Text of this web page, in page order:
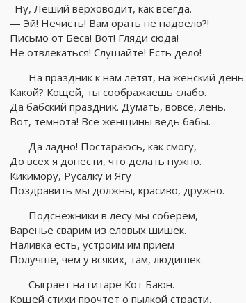
Ну, Леший верховодит, как всегда.
— Эй! Нечисть! Вам орать не надоело?!
Письмо от Беса! Вот! Гляди сюда!
Не отвлекаться! Слушайте! Есть дело!
— На праздник к нам летят, на женский день.
Какой? Кощей, ты соображаешь слабо.
Да бабский праздник. Думать, вовсе, лень.
Вот, темнота! Все женщины ведь бабы.
— Да ладно! Постараюсь, как смогу,
До всех я донести, что делать нужно.
Кикимору, Русалку и Ягу
Поздравить мы должны, красиво, дружно.
— Подснежники в лесу мы соберем,
Варенье сварим из еловых шишек.
Наливка есть, устроим им прием
Получше, чем у всяких, там, людишек.
— Сыграет на гитаре Кот Баюн.
Кощей стихи прочтет о пылкой страсти,